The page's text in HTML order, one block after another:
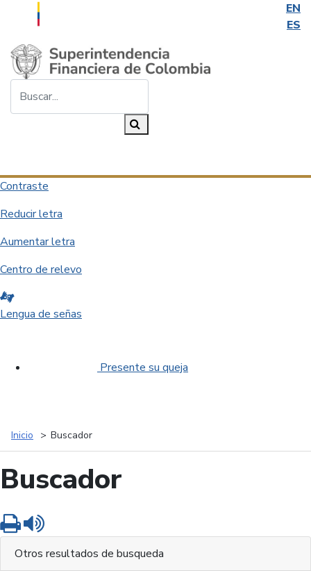
EN
ES
Saltar al contenido principal
Contraste
Reducir letra
Aumentar letra
Centro de relevo
Lengua de señas
Presente su queja
Inicio Buscador
Buscador
Imprimir
Otros resultados de busqueda